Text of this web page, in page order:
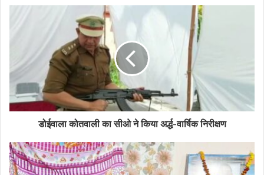
डोईवाला कोतवाली का सीओ ने किया अर्द्ध-वार्षिक निरीक्षण